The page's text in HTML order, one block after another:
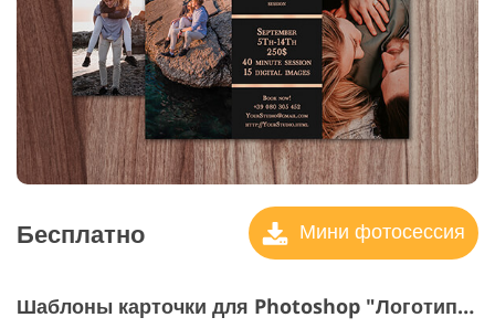
Бесплатно Мини фотосессия
Шаблоны карточки для Photoshop "Логотип для фото индустрии"